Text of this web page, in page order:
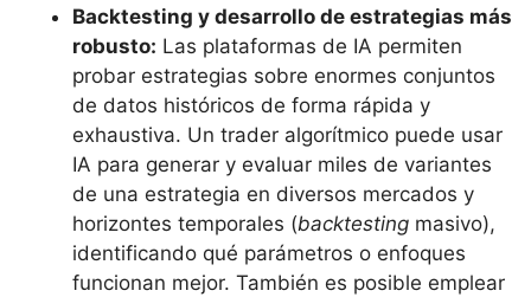
Backtesting y desarrollo de estrategias más
robusto: Las plataformas de IA permiten
probar estrategias sobre enormes conjuntos
de datos históricos de forma rápida y
exhaustiva. Un trader algorítmico puede usar
IA para generar y evaluar miles de variantes
de una estrategia en diversos mercados y
horizontes temporales (backtesting masivo),
identificando qué parámetros o enfoques
funcionan mejor. También es posible emplear